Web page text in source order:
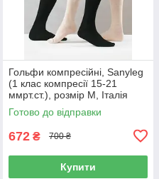
Гольфи компресійні, Sanyleg
(1 клас компресії 15-21
ммрт.ст.), розмір M, Італія
Готово до відправки
672 ₴ 700 ₴
Купити